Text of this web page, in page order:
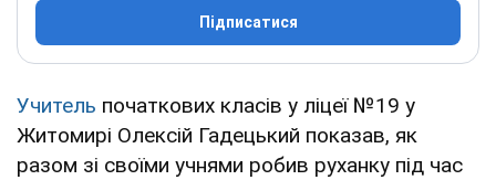
Підписатися
Учитель початкових класів у ліцеї №19 у
Житомирі Олексій Гадецький показав, як
разом зі своїми учнями робив руханку під час